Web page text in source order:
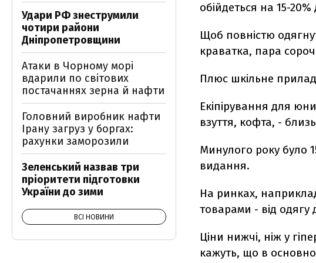
обійдеться на 15-
Щоб повністю
краватка, пара
Плюс шкільне
Екіпірування для
взуття, кофта, -
Минулого року було
видання.
На ринках,
товарами - від одягу
Ціни нижчі, ніж у
кажуть, що в
Удари РФ знеструмили
чотири райони
Дніпропетровщини
Атаки в Чорному морі
вдарили по світових
постачаннях зерна й нафти
Головний виробник нафти
Ірану загруз у боргах:
рахунки заморозили
Зеленський назвав три
пріоритети підготовки
України до зими
ВСІ НОВИНИ